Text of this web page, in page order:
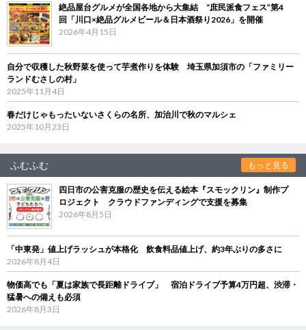
絶品屋台グルメが全国各地から大集結 “庶民派食フェス”第4
回「川口×絶品グルメビール＆日本酒祭り2026」を開催
2026年4月15日
自分で収穫した秋野菜を使って芋煮作りを体験 埼玉県加須市の「ファミリー
ランドむさしの村」
2025年11月4日
春だけじゃもったいないさくらの名所、加治川で秋のマルシェ
2025年10月23日
ふむふむ もっと見る
四日市の公害克服の歴史を伝える絵本『スモックリン』制作プ
ロジェクト クラウドファンディングで支援を募集
2026年8月5日
「中東発」値上げラッシュが本格化 飲食料品値上げ、約3年ぶりの多さに
2026年8月4日
物価高でも「夏は家族で長距離ドライブ」 宿泊ドライブ予算4万円超、渋滞・
猛暑への備えも必須
2026年8月3日